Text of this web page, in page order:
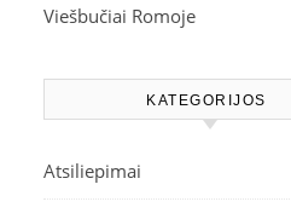
Viešbučiai Romoje
KATEGORIJOS
Atsiliepimai